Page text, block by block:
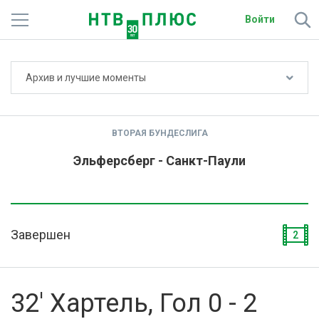
Войти
О сайте
Архив и лучшие моменты
ВТОРАЯ БУНДЕСЛИГА
Эльферсберг - Санкт-Паули
Завершен 2
32' Хартель, Гол 0 - 2